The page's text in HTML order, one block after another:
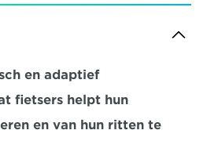
en adaptief
fietsers helpt hun
en van hun ritten te